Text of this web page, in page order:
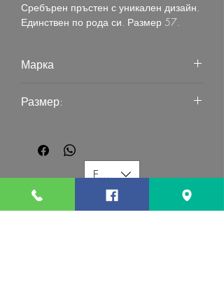
Сребърен пръстен с уникален дизайн.
Единствен по рода си. Размер 57.
Марка
Размер:
EUR (€)